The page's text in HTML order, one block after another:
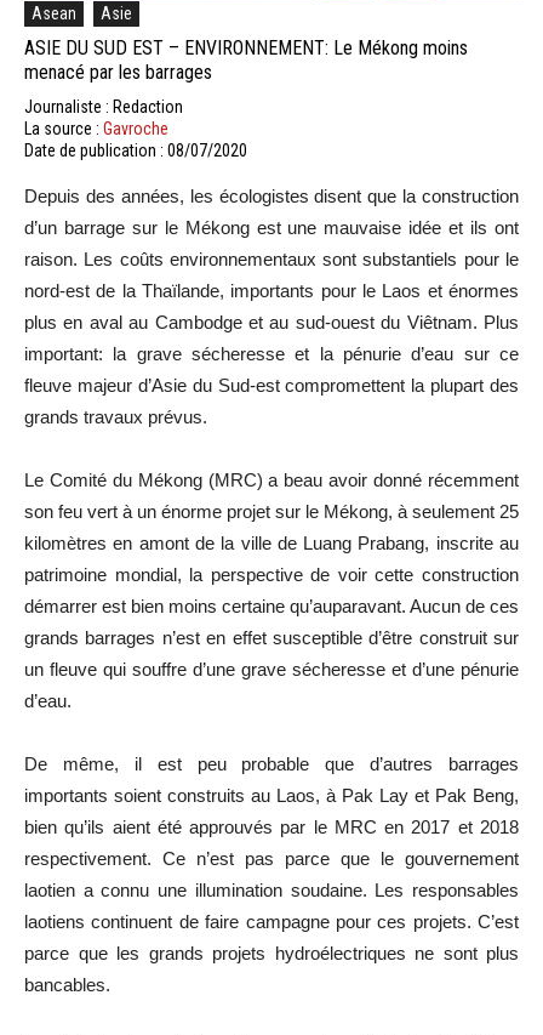
Asean Asie
ASIE DU SUD EST – ENVIRONNEMENT: Le Mékong moins
menacé par les barrages
Journaliste : Redaction
La source : Gavroche
Date de publication : 08/07/2020
Depuis des années, les écologistes disent que la construction
d’un barrage sur le Mékong est une mauvaise idée et ils ont
raison. Les coûts environnementaux sont substantiels pour le
nord-est de la Thaïlande, importants pour le Laos et énormes
plus en aval au Cambodge et au sud-ouest du Viêtnam. Plus
important: la grave sécheresse et la pénurie d’eau sur ce
fleuve majeur d’Asie du Sud-est compromettent la plupart des
grands travaux prévus.
Le Comité du Mékong (MRC) a beau avoir donné récemment
son feu vert à un énorme projet sur le Mékong, à seulement 25
kilomètres en amont de la ville de Luang Prabang, inscrite au
patrimoine mondial, la perspective de voir cette construction
démarrer est bien moins certaine qu’auparavant. Aucun de ces
grands barrages n’est en effet susceptibled’être construit sur
un fleuve qui souffre d’une grave sécheresse et d’une pénurie
d’eau.
De même, il est peu probable que d’autres barrages
importants soient construits au Laos, à Pak Lay et Pak Beng,
bien qu’ils aient été approuvés par le MRC en 2017 et 2018
respectivement. Ce n’est pas parce que le gouvernement
laotien a connu une illumination soudaine. Les responsables
laotiens continuent de faire campagne pour ces projets. C’est
parce que les grands projets hydroélectriques ne sont plus
bancables.